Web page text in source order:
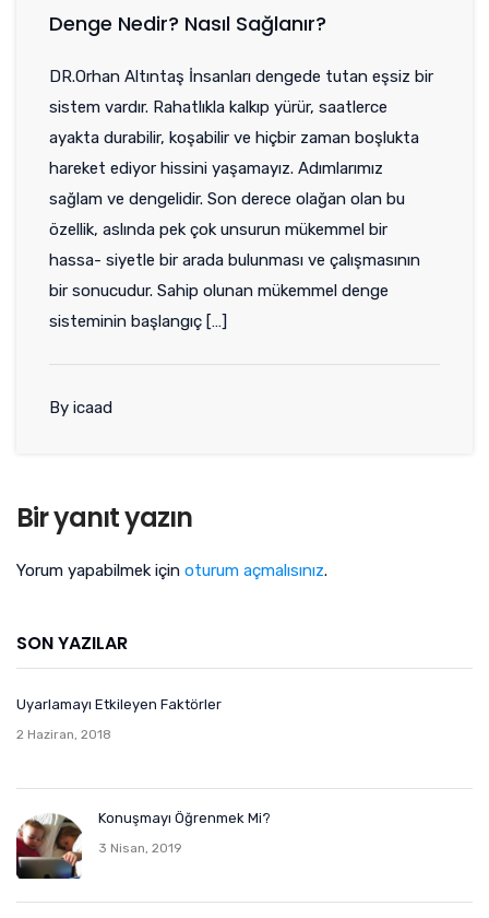
Denge Nedir? Nasıl Sağlanır?
DR.Orhan Altıntaş İnsanları dengede tutan eşsiz bir
sistem vardır. Rahatlıkla kalkıp yürür, saatlerce
ayakta durabilir, koşabilir ve hiçbir zaman boşlukta
hareket ediyor hissini yaşamayız. Adımlarımız
sağlam ve dengelidir. Son derece olağan olan bu
özellik, aslında pek çok unsurun mükemmel bir
hassa- siyetle bir arada bulunması ve çalışmasının
bir sonucudur. Sahip olunan mükemmel denge
sisteminin başlangıç […]
By icaad
Bir yanıt yazın
Yorum yapabilmek için oturum açmalısınız.
SON YAZILAR
Uyarlamayı Etkileyen Faktörler
2 Haziran, 2018
Konuşmayı Öğrenmek Mi?
3 Nisan, 2019